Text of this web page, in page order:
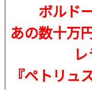
ボルド
あの数十万
『ペトリュ